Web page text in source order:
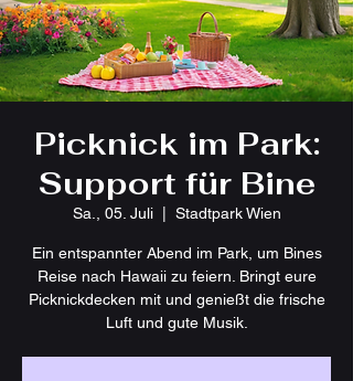
Picknick im Park:
Support für Bine
Sa., 05. Juli
  |
Stadtpark Wien
Ein entspannter Abend im Park, um Bines
Reise nach Hawaii zu feiern. Bringt eure
Picknickdecken mit und genießt die frische
Luft und gute Musik.